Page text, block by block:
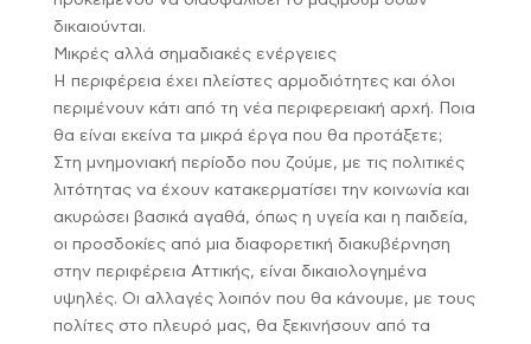
δικαιούνται.
Μικρές αλλά σημαδιακές ενέργειες
Η περιφέρεια έχει πλείστες αρμοδιότητες και όλοι
περιμένουν κάτι από τη νέα περιφερειακή αρχή. Ποια
θα είναι εκείνα τα μικρά έργα που θα προτάξετε;
Στη μνημονιακή περίοδο που ζούμε, με τις πολιτικές
λιτότητας να έχουν κατακερματίσει την κοινωνία και
ακυρώσει βασικά αγαθά, όπως η υγεία και η παιδεία,
οι προσδοκίες από μια διαφορετική διακυβέρνηση
στην περιφέρεια Αττικής, είναι δικαιολογημένα
υψηλές. Οι αλλαγές λοιπόν που θα κάνουμε, με τους
πολίτες στο πλευρό μας, θα ξεκινήσουν από τα